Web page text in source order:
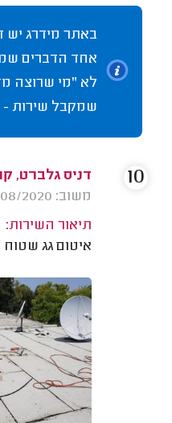
באתר מידרג יש
אחד הדברים
לא "מי שרוצה
שמקבל שירות -
דניס גלברט,
משוב: 02/08/2020
תיאור השירות:
איטום גג שטוח
10